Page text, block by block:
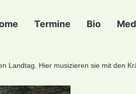
Termine Bio
Landtag. Hier musizieren sie mit den